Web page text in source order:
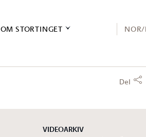
OM STORTINGET
Del
VIDEOARKIV